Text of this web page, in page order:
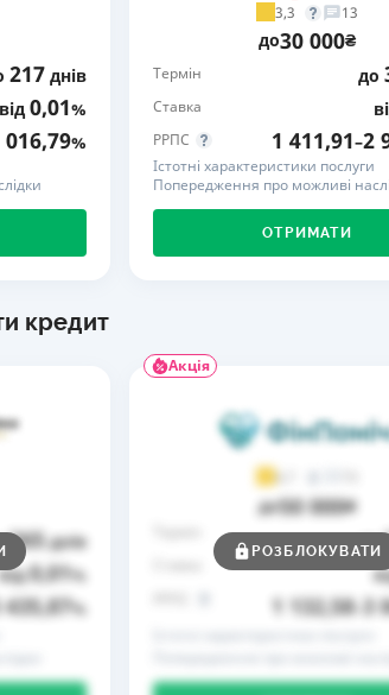
217 днів
від 0,01%
016,79%
3,3 13
до30 000₴
Термін до
Ставка
РРПС 1 411,91–2
Істотні характеристики послуги
Попередження про можливі
ОТРИМАТИ
кредит
365днів
від0,01%
435,87%
Акція
4,7
до50 000₴
до
1 132,58 3
РОЗБЛОКУВАТИ